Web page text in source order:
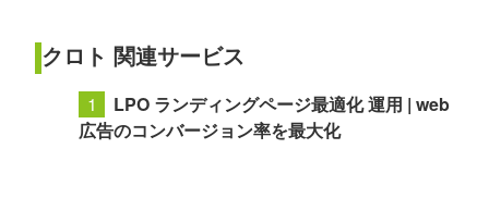
クロト 関連サービス
LPO ランディングページ最適化 運用 | web
広告のコンバージョン率を最大化